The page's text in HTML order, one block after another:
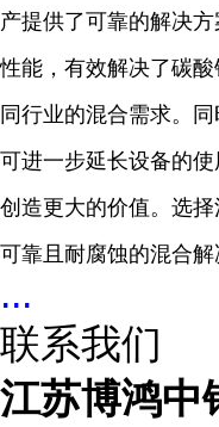
产提供了可靠的解决
性能，有效解决了碳
同行业的混合需求。
可进一步延长设备的
创造更大的价值。选择
可靠且耐腐蚀的混合解
...
联系我们
江苏博鸿中